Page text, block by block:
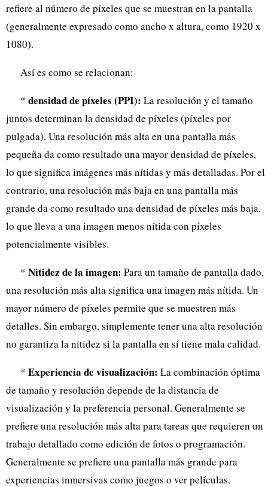
refiere al número de píxeles que se muestran en la pantalla
(generalmente expresado como ancho x altura, como 1920 x
1080).
Así es como se relacionan:
* densidad de píxeles (PPI): La resolución y el tamaño
juntos determinan la densidad de píxeles (píxeles por
pulgada). Una resolución más alta en una pantalla más
pequeña da como resultado una mayor densidad de píxeles,
lo que significa imágenes más nítidas y más detalladas. Por el
contrario, una resolución más baja en una pantalla más
grande da como resultado una densidad de píxeles más baja,
lo que lleva a una imagen menos nítida con píxeles
potencialmente visibles.
* Nitidez de la imagen: Para un tamaño de pantalla dado,
una resolución más alta significa una imagen más nítida. Un
mayor número de píxeles permite que se muestren más
detalles. Sin embargo, simplemente tener una alta resolución
no garantiza la nitidez si la pantalla en sí tiene mala calidad.
* Experiencia de visualización: La combinación óptima
de tamaño y resolución depende de la distancia de
visualización y la preferencia personal. Generalmente se
prefiere una resolución más alta para tareas que requieren un
trabajo detallado como edición de fotos o programación.
Generalmente se prefiere una pantalla más grande para
experiencias inmersivas como juegos o ver películas.